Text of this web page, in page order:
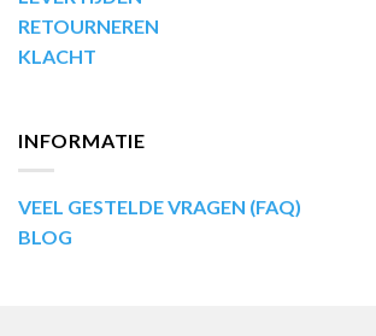
RETOURNEREN
KLACHT
INFORMATIE
VEEL GESTELDE VRAGEN (FAQ)
BLOG